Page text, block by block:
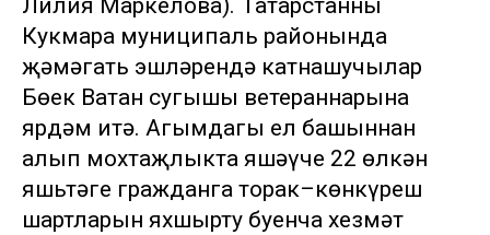
Лилия Маркелова). Татарстанның
Кукмара муниципаль районында
җәмәгать эшләрендә катнашучылар
Бөек Ватан сугышы ветераннарына
ярдәм итә. Агымдагы ел башыннан
алып мохтаҗлыкта яшәүче 22 өлкән
яшьтәге гражданга торак–көнкүреш
шартларын яхшырту буенча хезмәт